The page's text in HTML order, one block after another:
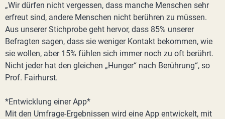
„Wir dürfen nicht vergessen, dass manche Menschen sehr
erfreut sind, andere Menschen nicht berühren zu müssen.
Aus unserer Stichprobe geht hervor, dass 85% unserer
Befragten sagen, dass sie weniger Kontakt bekommen, wie
sie wollen, aber 15% fühlen sich immer noch zu oft berührt.
Nicht jeder hat den gleichen „Hunger“ nach Berührung“, so
Prof. Fairhurst.
*Entwicklung einer App*
Mit den Umfrage-Ergebnissen wird eine App entwickelt, mit